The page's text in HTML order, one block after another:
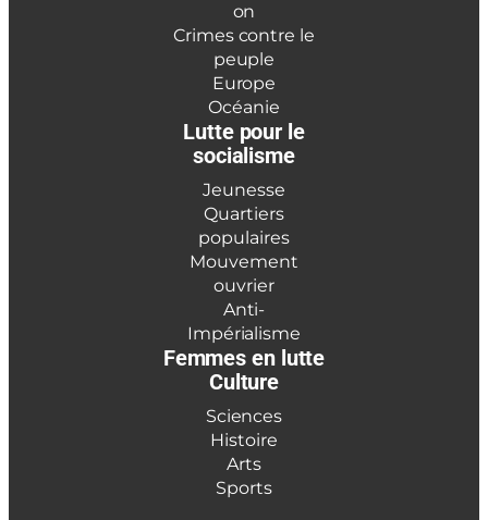
on
Crimes contre le
peuple
Europe
Océanie
Lutte pour le
socialisme
Jeunesse
Quartiers
populaires
Mouvement
ouvrier
Anti-
Impérialisme
Femmes en lutte
Culture
Sciences
Histoire
Arts
Sports